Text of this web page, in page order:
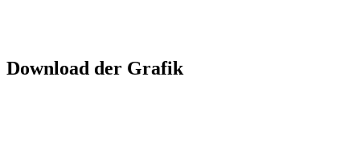
Download der Grafik